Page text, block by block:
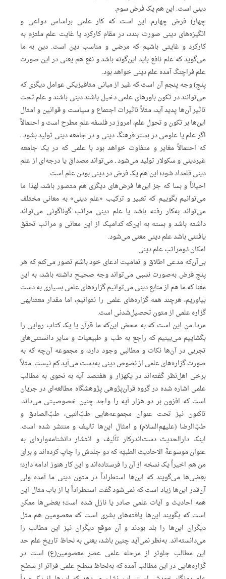
دینی است. این هم یک فرض سوم.
چهار) فرض چهارم این است که کار علمی براساس دواعی و
انگیزه‌های دینی صورت بندد، در مقام کارکرد یا غایت علم ملتزم به
کارکرد و غایتی باشیم که مرضی و مناسب دین است. دین به ما
می‌گوید که علم نافع باید این‌گونه باشد و نفع هم یعنی در این صورت
علم فراچنگ آمده علم دینی خواهد بود.
پنج) وجه پنجم آن است که غیر از مبانی متافیزیکی عوامل دیگری که
می‌توانند در تکون باورهای علمی دخیل باشند دینی باشند و علم تحت
تاثیر آن‌ها پدید آید، مثلاً تاثیرات اجتماع و سیاست و قوانین و امثال
این‌ها بر تکون و تحول علم، امروز در فلسفه علم مطرح است و احتمالاً
اگر علم یا علومی در بستر فرهنگ دینی و در جامعه دینی تولید بشود ـ
که احتمالاً مغایر و متفاوت خواهد بود با علمی که در یک جامعه
غیردینی و سکولار تولید می‌شود ـ می‌تواند مصداق یا درجه‌ای از علم
دینی قلمداد شود؛ این هم یک فرض در دینی بودن علم است.
احیاناً و بسا که جز این‌ها فرض‌های دیگری هم متصور باشد، لهذا ما
می‌توانیم بگوییم که تعبیر و ترکیب «علم دینی» به معانی مختلف
می‌تواند به‌کار رفته باشد یا علم دینی مراتب گوناگونی می‌تواند
داشته باشد و بسته به این‌که کدامیک از این معانی و مراتب تحقق
یافتنی باشد علم دینی معنی می‌شود.
امکان ذومراتب علم دینی
بی‌آن‌که مدعی اطلاق و تمامیت ادعای خود باشم تصور می‌کنم که هر
پنج فرض به‌صورت نسبی می‌تواند وجه صحیح داشته باشد، به این
معنا که ما هم از منابع دینی می‌توانیم گزاره‌های علمی بسیاری به ‌دست
بیاوریم، هرچند همه گزاره‌های علمی را نتوانیم، اما مقدار معتنابهی
گزاره علمی از متون تحصیل‌شدنی است.
مردا من این است که به ‌محض این‌که ما قرآن یا یک کتاب روایی را
بگشاییم می‌بینیم که راجع به طب و طبیعیات و سایر دانستنی‌های
تجربی در آن‌ها نکات و مطالبی وجود دارد، و مجموعه آن‌چه که به
‌صورت گزاره‌های علمی از نصوص دینی به‌دست می‌آید کم نیست. مثلاً
برخی اهل‌نظر گفته‌اند در یکهزار و هفتصد آیه به نحوی به مطالب
علمی اشاره شده در گروه قرآن‌پژوهی پژوهشگاه مطالعه‌ای در جریان
است که افزون بر دو هزار آیه را واجد چنین خصوصیتی می‌داند.
تاکنون نیز تحت عنوان مجموعه‌هایی طبّ‌النبی، طب‌ّالصادق و
طبّ‌الرضا (علیهم‌السلام) و امثال این‌ها تالیف و منتشر شده است.
اینک دارالحدیث دست‌اندرکار تألیف و انتشار دانشنامه‌واره‌ای به‌
عنوان موسوعهًْ الاحادیث الطبیّه که دو جلدش را چاپ کرده‌اند و برای
من هم اخیراً یک نسخه از آن را فرستاده‌اند و این کار هنوز ادامه دارد؛
بعضی‌ها می‌گویند که این‌ها استطراداً در متون دینی ما آمده ولی
آن‌قدر این‌ها زیاد است که نمی‌شود گفت استطراداً یا از باب مثال این
همه احادیث و آیات علمی صادر یا نازل شده است؛ بعضی‌ها ممکن
است که بگویند این‌ها یافته‌‌های بشری است که معصومین هم مثل
دیگران این‌ها را بلد بودند و آن موقع دیگران نیز این مطالب را
می‌دانسته‌اند. به‌نظر نمی‌آید چنین باشد، یعنی به لحاظ تاریخ علم حد
این مطالب جلوتر از مرحله علمی عصر معصومین(ع) است در
گزاره‌هایی در این مطالب آمده که به‌لحاظ سطح علمی فراتر از سطح